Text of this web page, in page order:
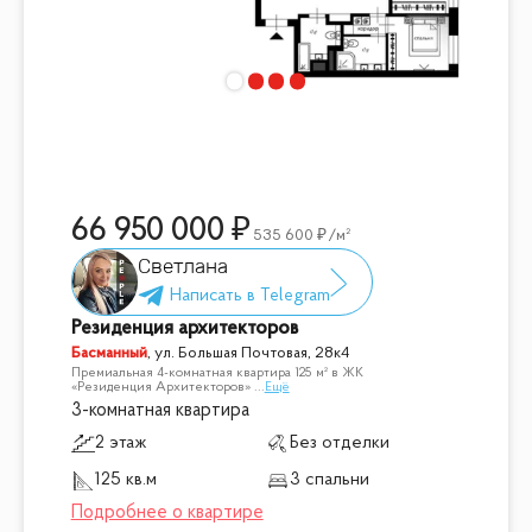
— Прямая продажа, быстрый выход на сделку
Звоните прямо сейчас, чтобы узнать подробности и
записаться на просмотр!📞
66 950 000 535 600 /м²
Светлана
Резиденция архитекторов
Басманный, ул. Большая Почтовая, 28к4
Премиальная 4-комнатная квартира 125 м² в ЖК
«Резиденция Архитекторов» ... Ещё
3-комнатная квартира
2 этаж
Без отделки
125 кв.м
3 спальни